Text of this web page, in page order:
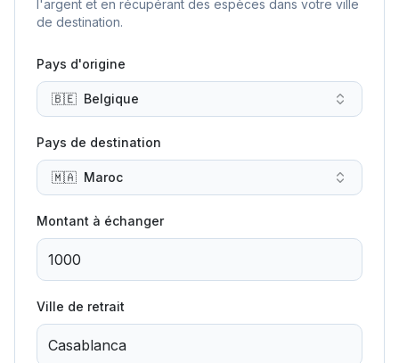
l'argent et en récupérant des espèces dans votre ville
de destination.
Pays d'origine
🇧🇪 Belgique
Pays de destination
🇲🇦 Maroc
Montant à échanger
Ville de retrait